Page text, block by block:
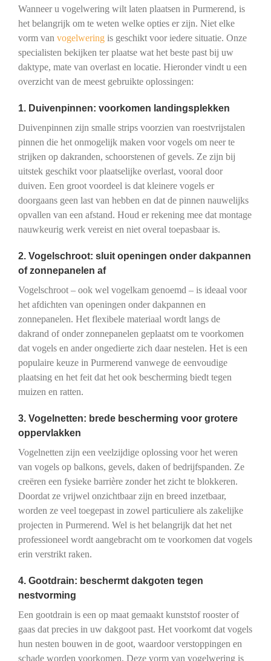
Wanneer u vogelwering wilt laten plaatsen in Purmerend, is
het belangrijk om te weten welke opties er zijn. Niet elke
vorm van vogelweringis geschikt voor iedere situatie. Onze
specialisten bekijken ter plaatse wat het beste past bij uw
daktype, mate van overlast en locatie. Hieronder vindt u een
overzicht van de meest gebruikte oplossingen:
1. Duivenpinnen: voorkomen landingsplekken
Duivenpinnen zijn smalle strips voorzien van roestvrijstalen
pinnen die het onmogelijk maken voor vogels om neer te
strijken op dakranden, schoorstenen of gevels. Ze zijn bij
uitstek geschikt voor plaatselijke overlast, vooral door
duiven. Een groot voordeel is dat kleinere vogels er
doorgaans geen last van hebben en dat de pinnen nauwelijks
opvallen van een afstand. Houd er rekening mee dat montage
nauwkeurig werk vereist en niet overal toepasbaar is.
2. Vogelschroot: sluit openingen onder dakpannen
of zonnepanelen af
Vogelschroot – ook wel vogelkam genoemd – is ideaal voor
het afdichten van openingen onder dakpannen en
zonnepanelen. Het flexibele materiaal wordt langs de
dakrand of onder zonnepanelen geplaatst om te voorkomen
dat vogels en ander ongedierte zich daar nestelen. Het is een
populaire keuze in Purmerend vanwege de eenvoudige
plaatsing en het feit dat het ook bescherming biedt tegen
muizen en ratten.
3. Vogelnetten: brede bescherming voor grotere
oppervlakken
Vogelnetten zijn een veelzijdige oplossing voor het weren
van vogels op balkons, gevels, daken of bedrijfspanden. Ze
creëren een fysieke barrière zonder het zicht te blokkeren.
Doordat ze vrijwel onzichtbaar zijn en breed inzetbaar,
worden ze veel toegepast in zowel particuliere als zakelijke
projecten in Purmerend. Wel is het belangrijk dat het net
professioneel wordt aangebracht om te voorkomen dat vogels
erin verstrikt raken.
4. Gootdrain: beschermt dakgoten tegen
nestvorming
Een gootdrain is een op maat gemaakt kunststof rooster of
gaas dat precies in uw dakgoot past. Het voorkomt dat vogels
hun nesten bouwen in de goot, waardoor verstoppingen en
schade worden voorkomen. Deze vorm van vogelwering is